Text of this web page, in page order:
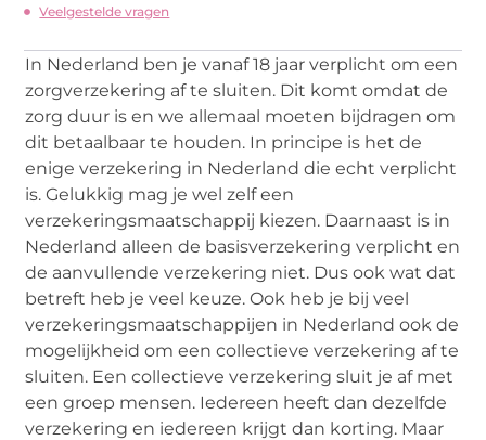
Veelgestelde vragen
In Nederland ben je vanaf 18 jaar verplicht om een
zorgverzekering af te sluiten. Dit komt omdat de
zorg duur is en we allemaal moeten bijdragen om
dit betaalbaar te houden. In principe is het de
enige verzekering in Nederland die echt verplicht
is. Gelukkig mag je wel zelf een
verzekeringsmaatschappij kiezen. Daarnaast is in
Nederland alleen de basisverzekering verplicht en
de aanvullende verzekering niet. Dus ook wat dat
betreft heb je veel keuze. Ook heb je bij veel
verzekeringsmaatschappijen in Nederland ook de
mogelijkheid om een collectieve verzekering af te
sluiten. Een collectieve verzekering sluit je af met
een groep mensen. Iedereen heeft dan dezelfde
verzekering en iedereen krijgt dan korting. Maar